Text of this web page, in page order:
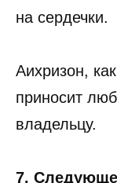
на сердечки.
Аихризон,
приносит
владельцу.
7.